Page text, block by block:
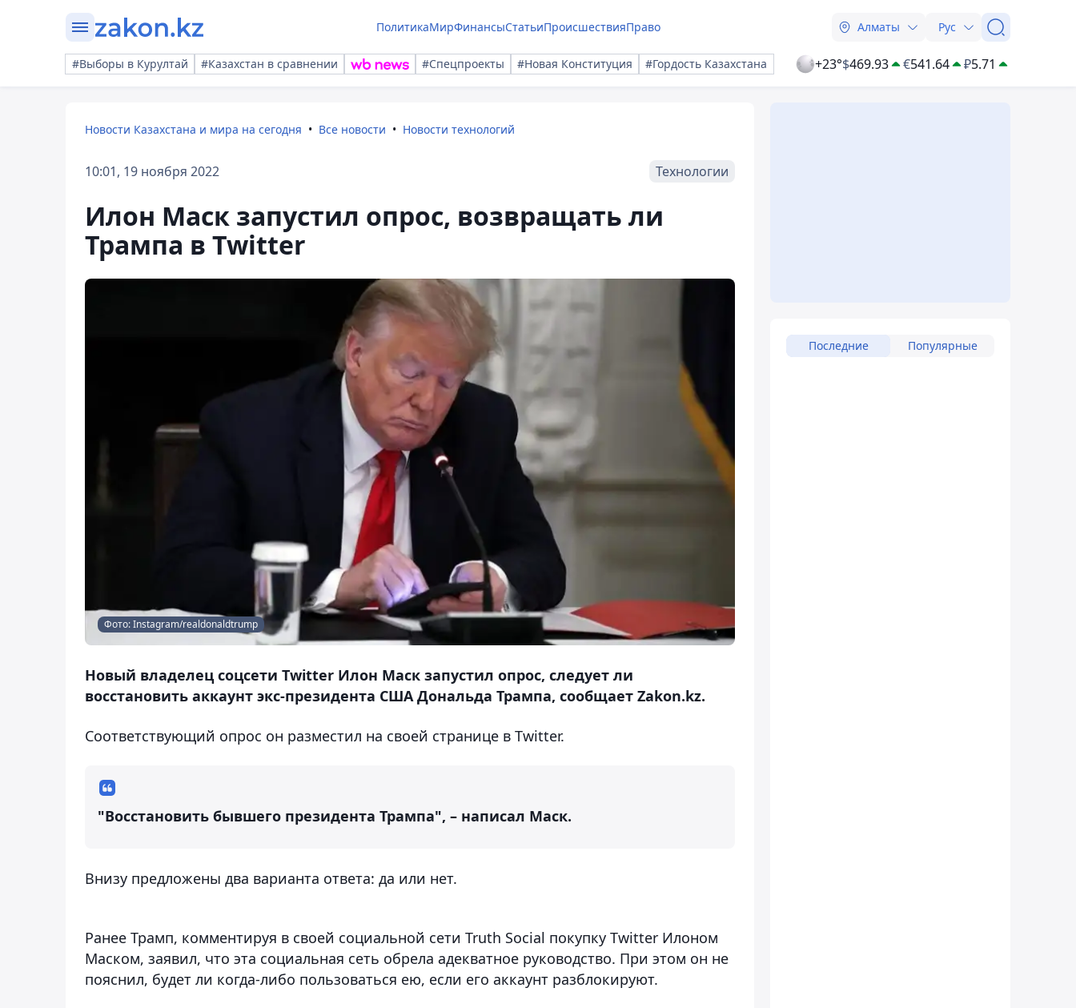
ПолитикаМирФинансыСтатьиПроисшествияПраво Алматы Рус
#Выборы в Курултай #Казахстан в сравнении #Спецпроекты #Новая Конституция #Гордость Казахстана +23°$469.93 €541.64 ₽5.71
Новости Казахстана и мира на сегодня Все новости Новости технологий
10:01, 19 ноября 2022 Технологии
Илон Маск запустил опрос, возвращать ли
Трампа в Twitter
Фото: Instagram/realdonaldtrump
Новый владелец соцсети Twitter Илон Маск запустил опрос, следует ли
восстановить аккаунт экс-президента США Дональда Трампа, сообщает Zakon.kz.
Соответствующий опрос он разместил на своей странице в Twitter.
"Восстановить бывшего президента Трампа", – написал Маск.
Внизу предложены два варианта ответа: да или нет.
Ранее Трамп, комментируя в своей социальной сети Truth Social покупку Twitter Илоном
Маском, заявил, что эта социальная сеть обрела адекватное руководство. При этом он не
пояснил, будет ли когда-либо пользоваться ею, если его аккаунт разблокируют.
Последние Популярные